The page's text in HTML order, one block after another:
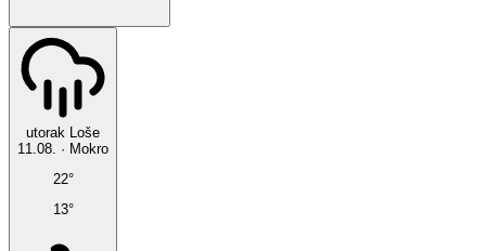
utorak Loše
11.08. · Mokro
22°
13°